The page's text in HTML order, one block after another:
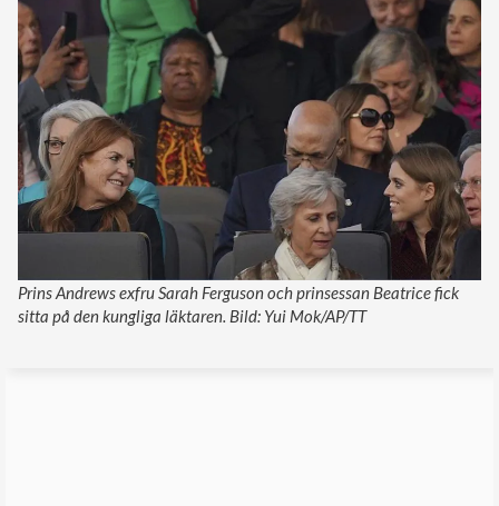
Prins Andrews exfru Sarah Ferguson och prinsessan Beatrice fick
sitta på den kungliga läktaren. Bild: Yui Mok/AP/TT